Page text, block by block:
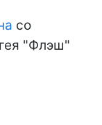
со
"Флэш"